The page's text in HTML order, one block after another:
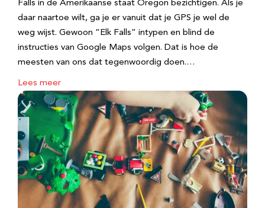
Falls in de Amerikaanse staat Oregon bezichtigen. Als je
daar naartoe wilt, ga je er vanuit dat je GPS je wel de
weg wijst. Gewoon “Elk Falls” intypen en blind de
instructies van Google Maps volgen. Dat is hoe de
meesten van ons dat tegenwoordig doen.…
Lees meer